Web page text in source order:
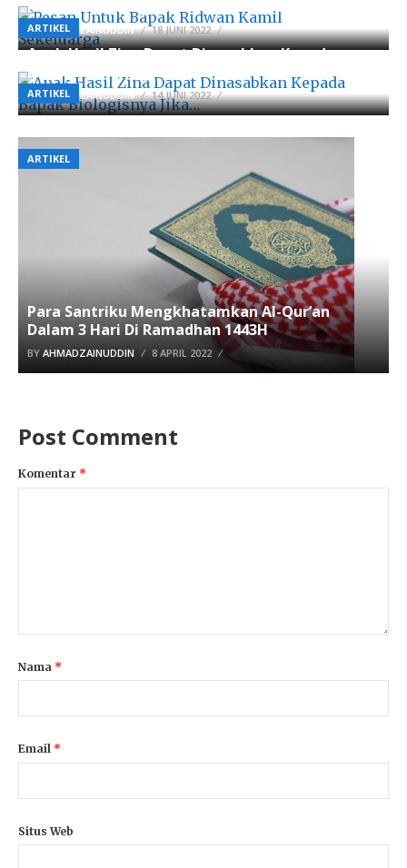
ARTIKEL
Pesan Untuk Bapak Ridwan Kamil Sekeluarga
BYAHMADZAINUDDIN 18 JUNI 2022
ARTIKEL
Anak Hasil Zina Dapat Dinasabkan Kepada
Bapak Biologisnya Jika…
BYAHMADZAINUDDIN 14 JUNI 2022
ARTIKEL
Para Santriku Mengkhatamkan Al-Qur’an
Dalam 3 Hari Di Ramadhan 1443H
BY AHMADZAINUDDIN 8 APRIL 2022
Post Comment
Komentar *
Nama *
Email *
Situs Web